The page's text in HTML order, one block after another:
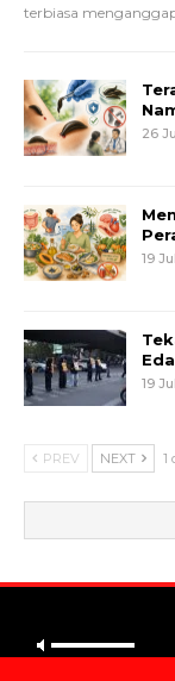
terbiasa
26
19
19
PREV NEXT 1
©